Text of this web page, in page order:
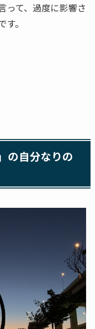
って、過度に影響さ
。
の自分なりの